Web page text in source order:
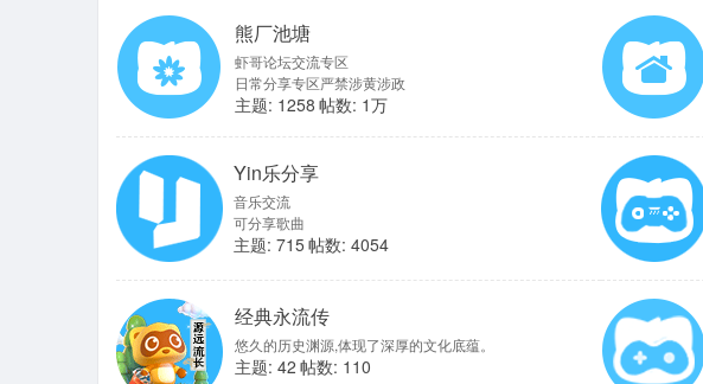
熊厂池塘
虾哥论坛交流专区
日常分享专区严禁涉黄涉政
主题: 1258 帖数: 1万
Yin乐分享
音乐交流
可分享歌曲
主题: 715帖数: 4054
经典永流传
悠久的历史渊源,体现了深厚的文化底蕴。
主题: 42 帖数: 110